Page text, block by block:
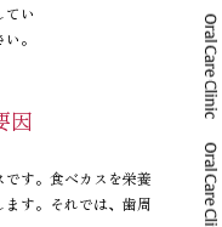
い
。
因
す。食べカスを栄養
す。それでは、歯周